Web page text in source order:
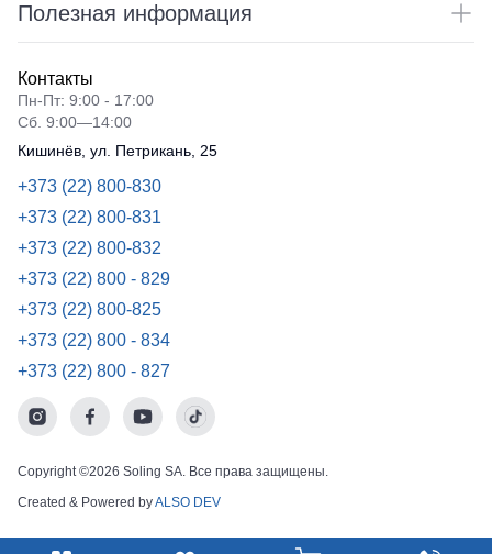
Полезная информация
Контакты
Пн-Пт: 9:00 - 17:00
Сб. 9:00—14:00
Кишинёв, ул. Петрикань, 25
+373 (22) 800-830
+373 (22) 800-831
+373 (22) 800-832
+373 (22) 800 - 829
+373 (22) 800-825
+373 (22) 800 - 834
+373 (22) 800 - 827
Copyright ©2026 Soling SA. Все права защищены.
Created & Powered byALSO DEV